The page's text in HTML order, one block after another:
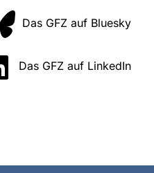
Das GFZ auf Bluesky
Das GFZ auf LinkedIn